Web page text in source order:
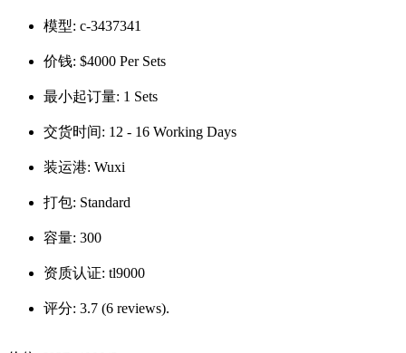
模型: c-3437341
价钱: $4000 Per Sets
最小起订量: 1 Sets
交货时间: 12 - 16 Working Days
装运港: Wuxi
打包: Standard
容量: 300
资质认证: tl9000
评分: 3.7 (6 reviews).